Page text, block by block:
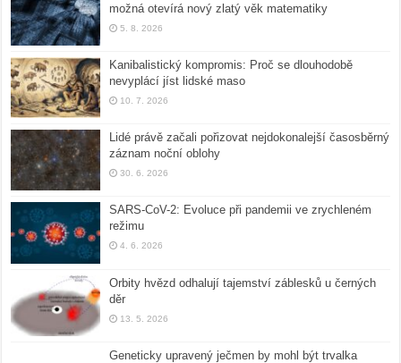
možná otevírá nový zlatý věk matematiky
5. 8. 2026
Kanibalistický kompromis: Proč se dlouhodobě
nevyplácí jíst lidské maso
10. 7. 2026
Lidé právě začali pořizovat nejdokonalejší časosběrný
záznam noční oblohy
30. 6. 2026
SARS-CoV-2: Evoluce při pandemii ve zrychleném
režimu
4. 6. 2026
Orbity hvězd odhalují tajemství záblesků u černých
děr
13. 5. 2026
Geneticky upravený ječmen by mohl být trvalka